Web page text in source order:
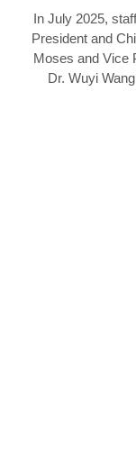
In July 2025,
President and
Moses and Vice
Dr. Wuyi